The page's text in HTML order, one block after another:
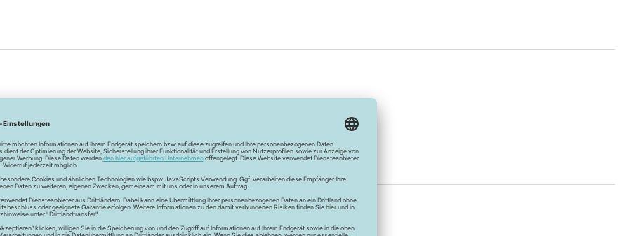
Oberstoffes legen.
Schritt für Schritt - 15 Sek. aufdrücken, nicht schieben.
auskühlen, damit sich die Haftung stabilisieren kann.